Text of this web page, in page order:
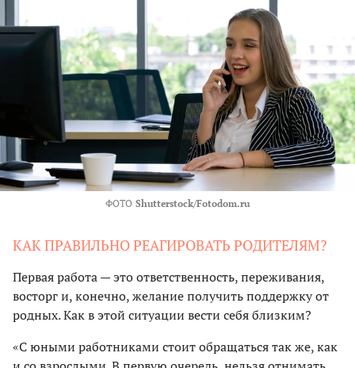
ФОТО Shutterstock/Fotodom.ru
КАК ПРАВИЛЬНО РЕАГИРОВАТЬ РОДИТЕЛЯМ?
Первая работа — это ответственность, переживания,
восторг и, конечно, желание получить поддержку от
родных. Как в этой ситуации вести себя близким?
«С юными работниками стоит обращаться так же, как